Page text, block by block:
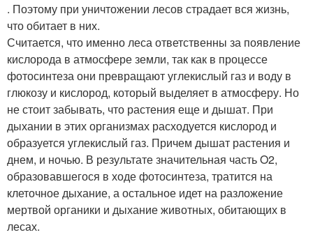
. Поэтому при уничтожении лесов страдает вся жизнь,
что обитает в них.
Считается, что именно леса ответственны за появление
кислорода в атмосфере земли, так как в процессе
фотосинтеза они превращают углекислый газ и воду в
глюкозу и кислород, который выделяет в атмосферу. Но
не стоит забывать, что растения еще и дышат. При
дыхании в этих организмах расходуется кислород и
образуется углекислый газ. Причем дышат растения и
днем, и ночью. В результате значительная часть O2,
образовавшегося в ходе фотосинтеза, тратится на
клеточное дыхание, а остальное идет на разложение
мертвой органики и дыхание животных, обитающих в
лесах.